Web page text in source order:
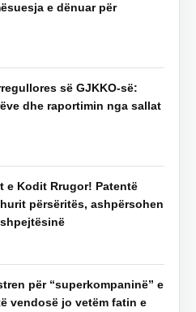
e dënuar për
së GJKKO-së:
dhe raportimin nga sallat
e Kodit Rrugor! Patentë
përsëritës, ashpërsohen
për “superkompaninë” e
vendosë jo vetëm fatin e